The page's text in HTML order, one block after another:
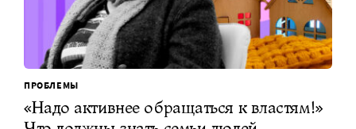
ПРОБЛЕМЫ
«Надо активнее обращаться к властям!»